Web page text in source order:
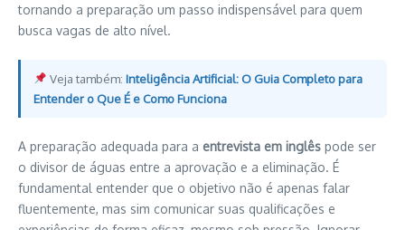
tornando a preparação um passo indispensável para quem
busca vagas de alto nível.
Veja também:Inteligência Artificial: O Guia Completo para
Entender o Que É e Como Funciona
A preparação adequada para a entrevista em inglês pode ser
o divisor de águas entre a aprovação e a eliminação. É
fundamental entender que o objetivo não é apenas falar
fluentemente, mas sim comunicar suas qualificações e